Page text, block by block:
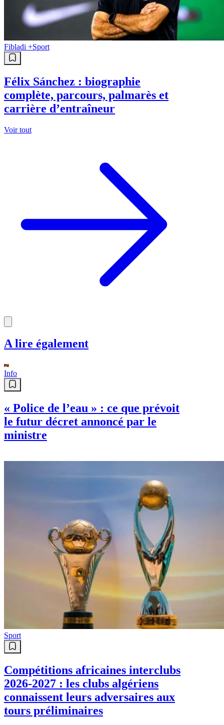
Fibladi +Sport
Félix Sánchez : biographie
complète, parcours, palmarès et
carrière d’entraîneur
Voir tout
A lire également
« Police de l’eau » : ce que prévoit
le futur décret annoncé par le